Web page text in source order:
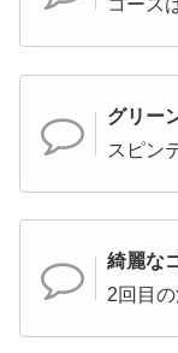
コース
グリー
スピン
綺麗な
2回目